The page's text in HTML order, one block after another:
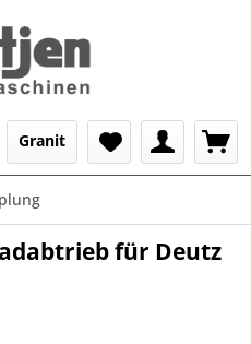
Granit
für Deutz